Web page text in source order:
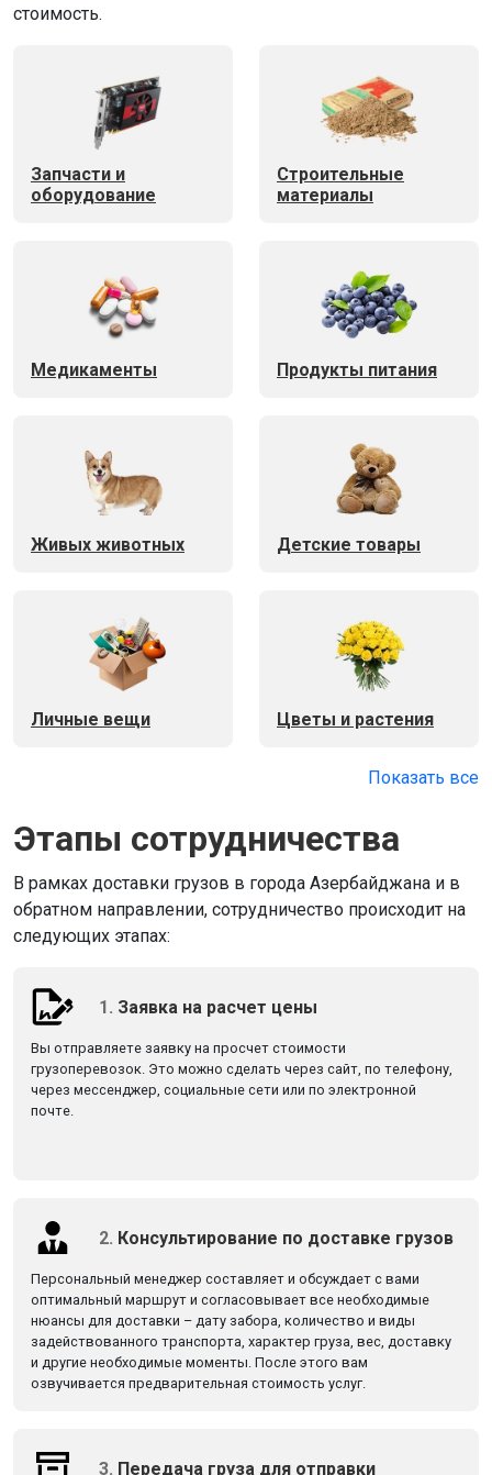
стоимость.
Запчасти и
оборудование
Строительные
материалы
Медикаменты Продукты питания
Живых животных Детские товары
Личные вещи Цветы и растения
Показать все
Этапы сотрудничества
В рамках доставки грузов в города Азербайджана и в
обратном направлении, сотрудничество происходит на
следующих этапах:
1. Заявка на расчет цены
Вы отправляете заявку на просчет стоимости
грузоперевозок. Это можно сделать через сайт, по телефону,
через мессенджер, социальные сети или по электронной
почте.
2. Консультирование по доставке грузов
Персональный менеджер составляет и обсуждает с вами
оптимальный маршрут и согласовывает все необходимые
нюансы для доставки – дату забора, количество и виды
задействованного транспорта, характер груза, вес, доставку
и другие необходимые моменты. После этого вам
озвучивается предварительная стоимость услуг.
3. Передача груза для отправки